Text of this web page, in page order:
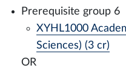
Prerequisite group 6
XYHL1000
Sciences) (3 cr)
OR